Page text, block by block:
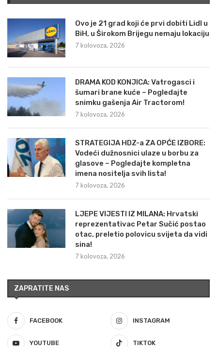
Ovo je 21 grad koji će prvi dobiti Lidl u
BiH, u Širokom Brijegu nemaju lokaciju
7 kolovoza, 2026
DRAMA KOD KONJICA: Vatrogasci i
šumari brane kuće – Pogledajte
snimku gašenja Air Tractorom!
7 kolovoza, 2026
STRATEGIJA HDZ-a ZA OPĆE IZBORE:
Vodeći dužnosnici ulaze u borbu za
glasove – Pogledajte kompletna
imena nositelja svih lista!
7 kolovoza, 2026
LJEPE VIJESTI IZ MILANA: Hrvatski
reprezentativac Petar Sučić postao
otac, preletio polovicu svijeta da vidi
sina!
7 kolovoza, 2026
ZAPRATITE NAS
FACEBOOK INSTAGRAM
YOUTUBE TIKTOK